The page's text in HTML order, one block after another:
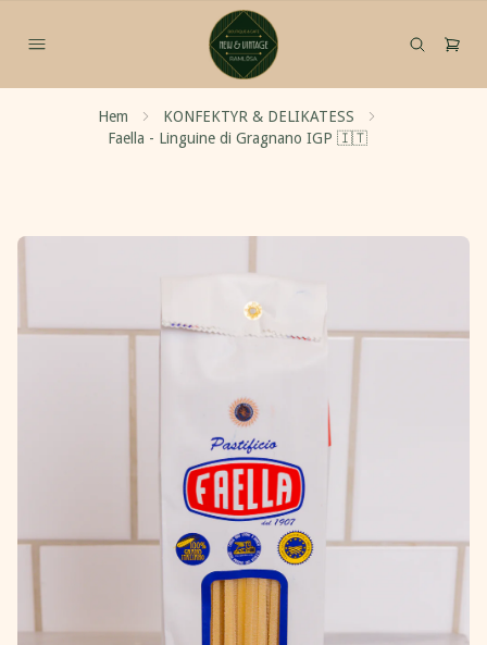
Hem
KONFEKTYR & DELIKATESS
Faella - Linguine di Gragnano IGP 🇮🇹